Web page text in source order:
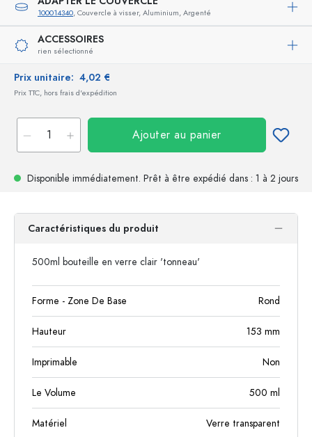
100014340, Couvercle à visser, Aluminium, Argenté
ACCESSOIRES
rien sélectionné
Prix unitaire: 4,02 €
Prix TTC, hors frais d'expédition
Ajouter au panier
Disponible immédiatement. Prêt à être expédié dans : 1 à 2 jours
Caractéristiques du produit
500ml bouteille en verre clair 'tonneau'
Forme - Zone De Base Rond
Hauteur 153 mm
Imprimable Non
Le Volume 500 ml
Matériel Verre transparent